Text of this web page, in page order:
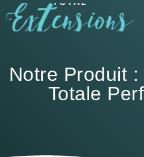
Notre Produit
Totale